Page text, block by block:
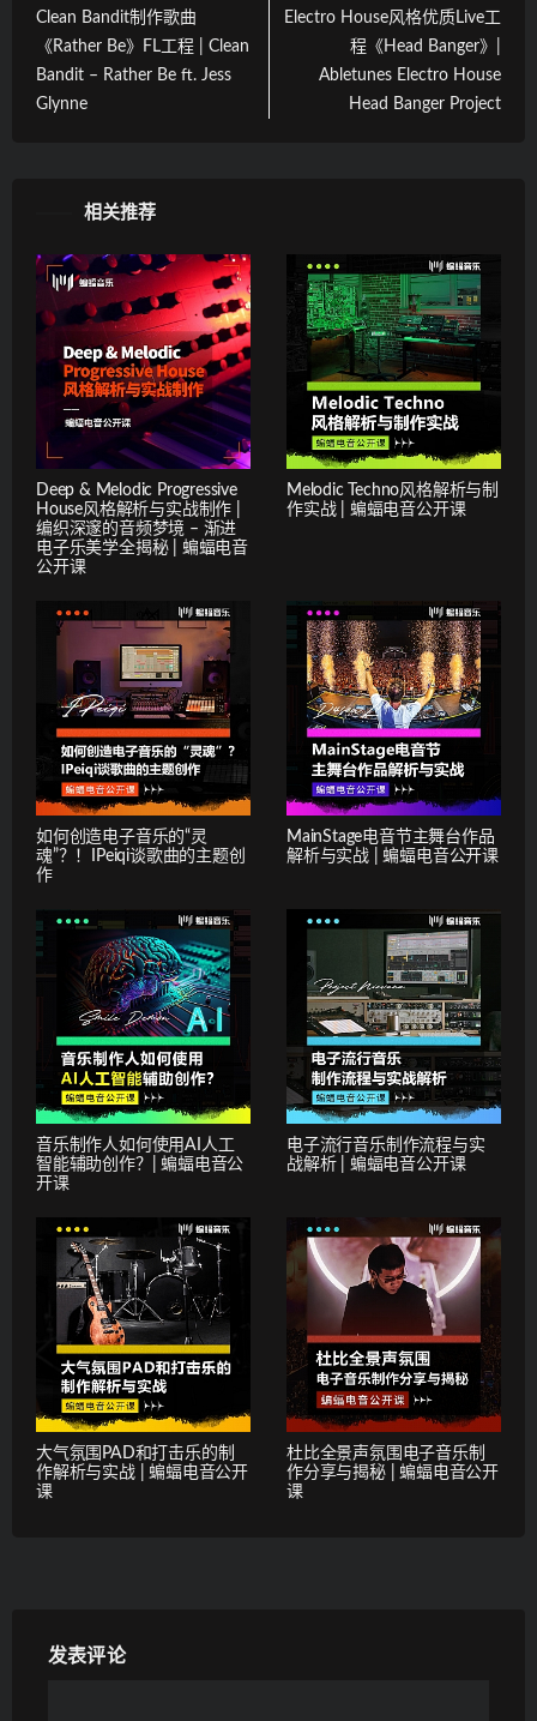
Clean Bandit制作歌曲
《Rather Be》FL工程 | Clean
Bandit – Rather Be ft. Jess
Glynne
Electro House风格优质Live工
程《Head Banger》|
Abletunes Electro House
Head Banger Project
相关推荐
Deep & Melodic Progressive
House风格解析与实战制作 |
编织深邃的音频梦境 – 渐进
电子乐美学全揭秘 | 蝙蝠电音
公开课
Melodic Techno风格解析与制
作实战 | 蝙蝠电音公开课
如何创造电子音乐的“灵
魂”？！IPeiqi谈歌曲的主题创
作
MainStage电音节主舞台作品
解析与实战 | 蝙蝠电音公开课
音乐制作人如何使用AI人工
智能辅助创作？| 蝙蝠电音公
开课
电子流行音乐制作流程与实
战解析 | 蝙蝠电音公开课
大气氛围PAD和打击乐的制
作解析与实战 | 蝙蝠电音公开
课
杜比全景声氛围电子音乐制
作分享与揭秘 | 蝙蝠电音公开
课
发表评论